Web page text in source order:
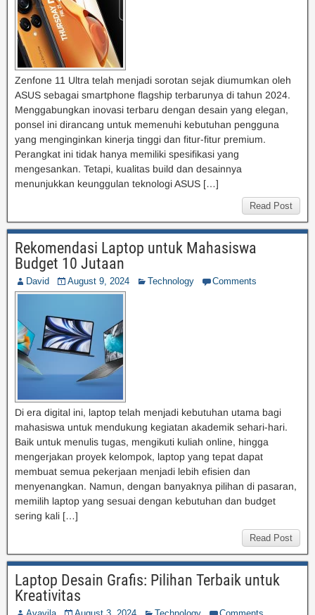
Zenfone 11 Ultra telah menjadi sorotan sejak diumumkan oleh
ASUS sebagai smartphone flagship terbarunya di tahun 2024.
Menggabungkan inovasi terbaru dengan desain yang elegan,
ponsel ini dirancang untuk memenuhi kebutuhan pengguna
yang menginginkan kinerja tinggi dan fitur-fitur premium.
Perangkat ini tidak hanya memiliki spesifikasi yang
mengesankan. Tetapi, kualitas build dan desainnya
menunjukkan keunggulan teknologi ASUS […]
Read Post
Rekomendasi Laptop untuk Mahasiswa
Budget 10 Jutaan
David August 9, 2024 Technology Comments
Di era digital ini, laptop telah menjadi kebutuhan utama bagi
mahasiswa untuk mendukung kegiatan akademik sehari-hari.
Baik untuk menulis tugas, mengikuti kuliah online, hingga
mengerjakan proyek kelompok, laptop yang tepat dapat
membuat semua pekerjaan menjadi lebih efisien dan
menyenangkan. Namun, dengan banyaknya pilihan di pasaran,
memilih laptop yang sesuai dengan kebutuhan dan budget
sering kali […]
Read Post
Laptop Desain Grafis: Pilihan Terbaik untuk
Kreativitas